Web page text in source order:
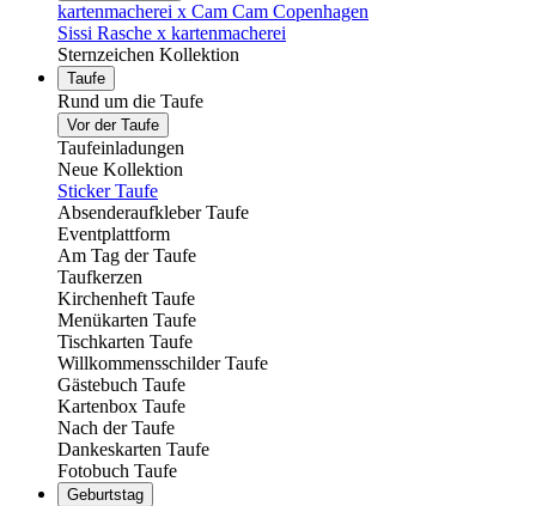
kartenmacherei x Cam Cam Copenhagen
Sissi Rasche x kartenmacherei
Sternzeichen Kollektion
Taufe
Rund um die Taufe
Vor der Taufe
Taufeinladungen
Neue Kollektion
Sticker Taufe
Absenderaufkleber Taufe
Eventplattform
Am Tag der Taufe
Taufkerzen
Kirchenheft Taufe
Menükarten Taufe
Tischkarten Taufe
Willkommensschilder Taufe
Gästebuch Taufe
Kartenbox Taufe
Nach der Taufe
Dankeskarten Taufe
Fotobuch Taufe
Geburtstag